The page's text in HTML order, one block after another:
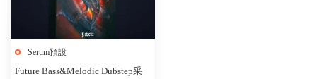
Serum預設
Future Bass&Melodic Dubstep采